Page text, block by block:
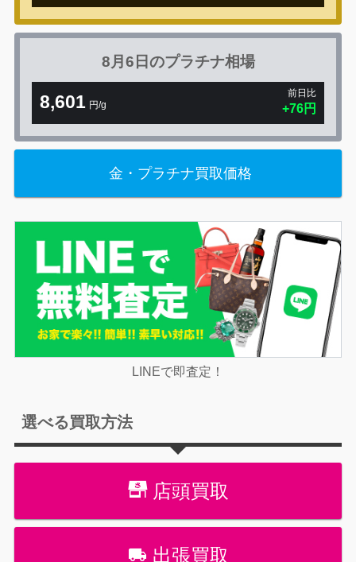
8月6日のプラチナ相場
8,601 円/g
前日比
+76円
金・プラチナ買取価格
LINEで即査定！
選べる買取方法
店頭買取
出張買取